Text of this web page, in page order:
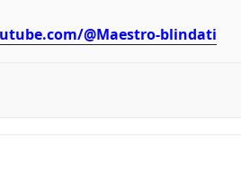
@Maestro-blindati